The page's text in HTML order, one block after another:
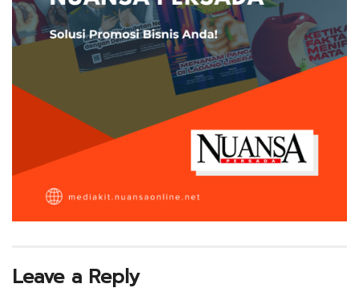
Leave a Reply